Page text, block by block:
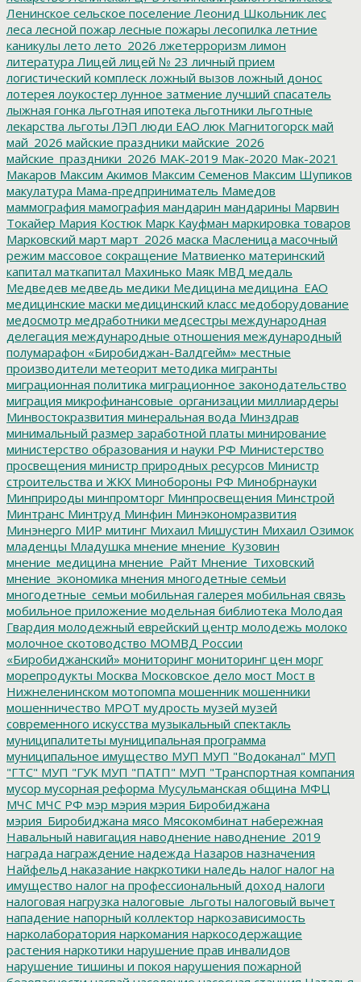
Ленинское сельское поселение Леонид Школьниклес
леса лесной пожар лесные пожары лесопилка летние
каникулы лето лето_2026 лжетерроризм лимон
литература Лицей лицей № 23 личный прием
логистический комплескложный вызов ложный донос
лотерея лоукостер лунное затмение лучший спасатель
лыжная гонка льготная ипотека льготники льготные
лекарства льготы ЛЭП люди ЕАО люк Магнитогорск май
май_2026 майские праздники майские_2026
майские_праздники_2026 МАК-2019 Мак-2020 Мак-2021
Макаров Максим Акимов Максим Семенов Максим Шупиков
макулатура Мама-предприниматель Мамедов
маммография мамография мандарин мандарины Марвин
Токайер Мария Костюк Марк Кауфман маркировка товаров
Марковский март март_2026 маска Масленица масочный
режим массовое сокращение Матвиенко материнский
капитал маткапитал Махинько Маяк МВД медаль
Медведев медведь медики Медицина медицина_ЕАО
медицинские маски медицинский класс медоборудование
медосмотр медработники медсестры международная
делегация международные отношения международный
полумарафон «Биробиджан-Валдгейм» местные
производители метеорит методика мигранты
миграционная политика миграционное законодательство
миграция микрофинансовые_организации миллиардеры
Минвостокразвития минеральная вода Минздрав
минимальный размер заработной платы минирование
министерство образования и науки РФ Министерство
просвещения министр природных ресурсов Министр
строительства и ЖКХ Минобороны РФ Минобрнауки
Минприроды минпромторг Минпросвещения Минстрой
Минтранс Минтруд Минфин Минэкономразвития
Минэнерго МИР митинг Михаил Мишустин Михаил Озимок
младенцы Младушка мнение мнение_Кузовин
мнение_медицина мнение_Райт Мнение_Тиховский
мнение_экономика мнения многодетные семьи
многодетные_семьи мобильная галерея мобильная связь
мобильное приложение модельная библиотека Молодая
Гвардия молодежный еврейский центр молодежь молоко
молочное скотоводство МОМВД России
«Биробиджанский» мониторинг мониторинг цен морг
морепродукты Москва Московское дело мост Мост в
Нижнеленинском мотопомпа мошенник мошенники
мошенничество МРОТ мудрость музей музей
современного искусства музыкальный спектакль
муниципалитеты муниципальная программа
муниципальное имущество МУП МУП "Водоканал" МУП
"ГТС" МУП "ГУКМУП "ПАТП" МУП "Транспортная компания
мусор мусорная реформа Мусульманская община МФЦ
МЧС МЧС РФ мэр мэрия мэрия Биробиджана
мэрия_Биробиджана мясо Мясокомбинат набережная
Навальный навигация наводнение наводнение_2019
награда награждение надежда Назаров назначения
Найфельд наказание накркотики наледь налог налог на
имущество налог на профессиональный доход налоги
налоговая нагрузка налоговые_льготы налоговый вычет
нападение напорный коллектор наркозависимость
нарколаборатория наркомания наркосодержащие
растения наркотики нарушение прав инвалидов
нарушение тишины и покоя нарушения пожарной